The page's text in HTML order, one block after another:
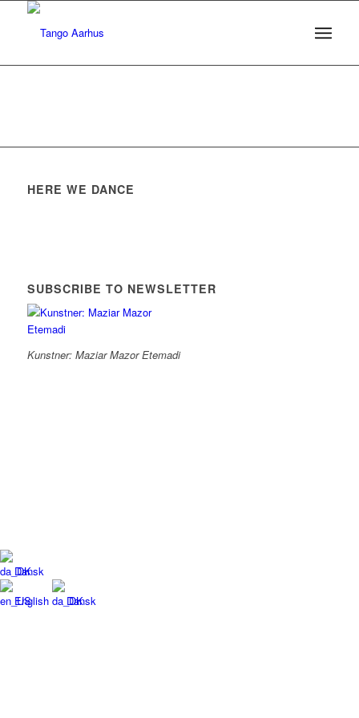
HERE WE DANCE
SUBSCRIBE TO NEWSLETTER
Kunstner: Maziar Mazor Etemadi
Dansk
English
Dansk